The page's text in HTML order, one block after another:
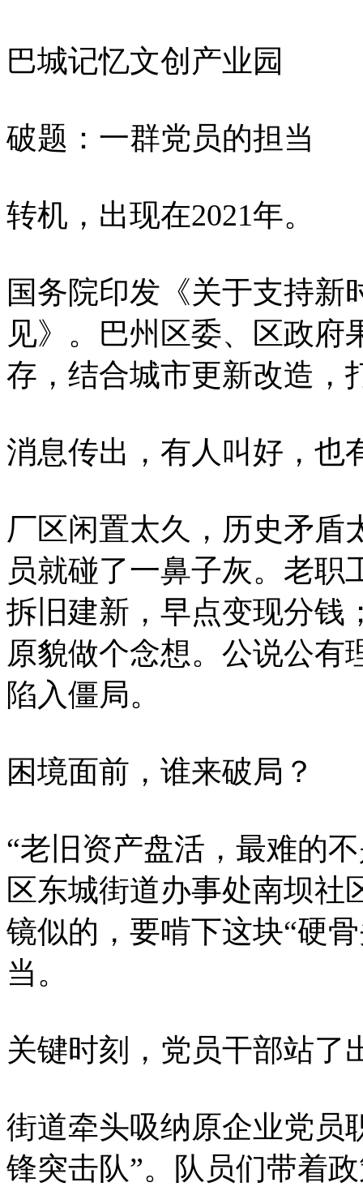
巴城记忆文创产业园
破题：一群党员的担当
转机，出现在2021年。
国务院印发《关于支持新
见》。巴州区委、区政府
存，结合城市更新改造，
消息传出，有人叫好，也
厂区闲置太久，历史矛盾
员就碰了一鼻子灰。老职
拆旧建新，早点变现分钱
原貌做个念想。公说公有
陷入僵局。
困境面前，谁来破局？
“老旧资产盘活，最难的
区东城街道办事处南坝社
镜似的，要啃下这块“硬
当。
关键时刻，党员干部站了
街道牵头吸纳原企业党员
锋突击队”。队员们带着